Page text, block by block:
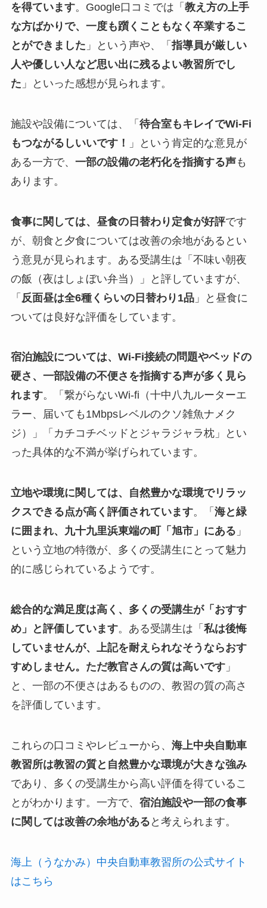
を得ています。Google口コミでは「 教え方の上手
な方ばかりで、一度も躓くこともなく卒業するこ
とができました 」という声や、「 指導員が厳しい
人や優しい人など思い出に残るよい教習所でし
た 」といった感想が見られます。
施設や設備については、「 待合室もキレイでWi-Fi
もつながるしいいです！
」という肯定的な意見が
ある一方で、 一部の設備の老朽化を指摘する声も
あります。
食事に関しては、昼食の日替わり定食が好評です
が、朝食と夕食については改善の余地があるとい
う意見が見られます。ある受講生は「不味い朝夜
の飯（夜はしょぼい弁当）」と評していますが、
「 反面昼は全6種くらいの日替わり1品」と昼食に
ついては良好な評価をしています。
宿泊施設については、Wi-Fi接続の問題やベッドの
硬さ、一部設備の不便さを指摘する声が多く見ら
れます。「繋がらないWi-fi（十中八九ルーターエ
ラー、届いても1Mbpsレベルのクソ雑魚ナメク
ジ）」「カチコチベッドとジャラジャラ枕」とい
った具体的な不満が挙げられています。
立地や環境に関しては、自然豊かな環境でリラッ
クスできる点が高く評価されています。「 海と緑
に囲まれ、九十九里浜東端の町「旭市」にある 」
という立地の特徴が、多くの受講生にとって魅力
的に感じられているようです。
総合的な満足度は高く、多くの受講生が「おすす
め」と評価しています。ある受講生は「 私は後悔
していませんが、上記を耐えられなそうならおす
すめしません。ただ教官さんの質は高いです」
と、一部の不便さはあるものの、教習の質の高さ
を評価しています。
これらの口コミやレビューから、 海上中央自動車
教習所は教習の質と自然豊かな環境が大きな強み
であり、多くの受講生から高い評価を得ているこ
とがわかります。一方で、 宿泊施設や一部の食事
に関しては改善の余地がある と考えられます。
海上（うなかみ）中央自動車教習所の公式サイト
はこちら